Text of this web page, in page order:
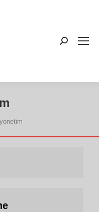
Search:
hier: